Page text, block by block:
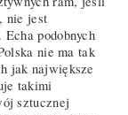
nie jest
podobnych
nie ma tak
jak największe
takimi
sztucznej